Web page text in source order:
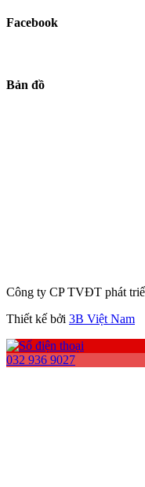
Facebook
Bản đồ
Công ty CP TVĐT phát
Thiết kế bởi 3B Việt Nam
032 936 9027